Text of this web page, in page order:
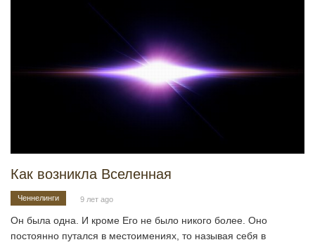
Как возникла Вселенная
Ченнелинги 9 лет ago
Он была одна. И кроме Его не было никого более. Оно
постоянно путался в местоимениях, то называя себя в